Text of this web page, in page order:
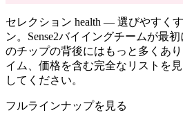
セレクション health — 選びやすく
ン。Sense2バイイングチームが最
のチップの背後にはもっと多くあ
イム、価格を含む完全なリストを
してください。
フルラインナップを見る